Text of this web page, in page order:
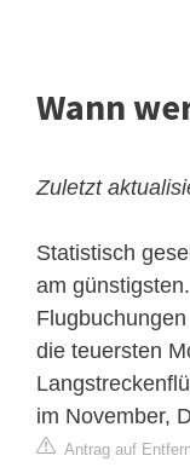
Wann
Zuletzt
Statistisch
am
die teuersten
im November,
Antrag auf